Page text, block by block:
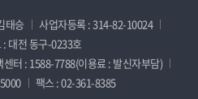
태승
사업자등록 : 314-82-10024
대전 동구-0233호
센터 : 1588-7788(이용료 : 발신자부담)
팩스 : 02-361-8385